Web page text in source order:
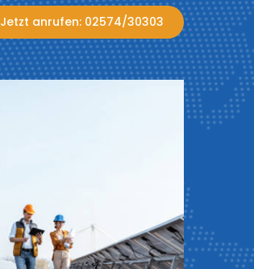
Jetzt anrufen: 02574/30303